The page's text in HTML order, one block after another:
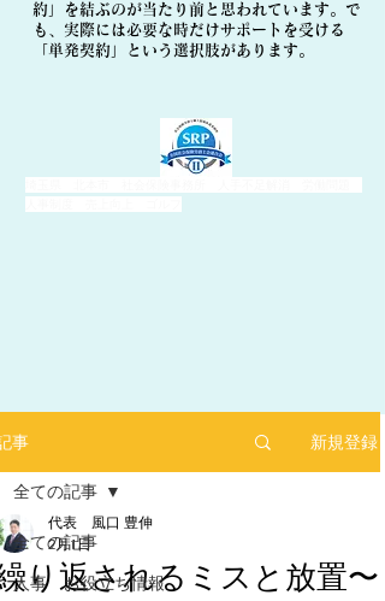
約」を結ぶのが当たり前と思われています。で
も、実際には必要な時だけサポートを受ける
「単発契約」という選択肢があります。
事 新規登録
全ての記事
人事 お役立ち情報
全ての記事
り返されるミスと放置〜
代表 風口 豊伸
2月1日